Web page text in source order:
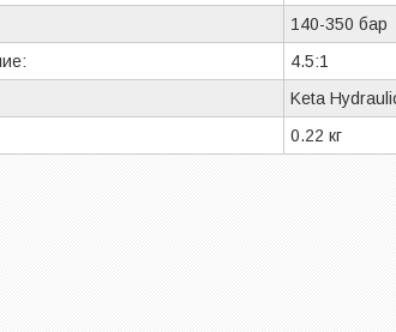
140-350 бар
4.5:1
Keta
0.22 кг